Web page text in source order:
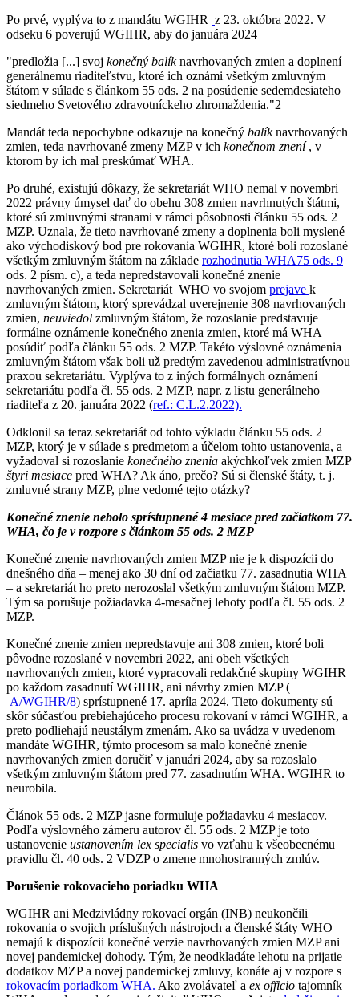
Po prvé, vyplýva to z mandátu WGIHR z 23. októbra 2022. V
odseku 6 poverujú WGIHR, aby do januára 2024
"predložia [...] svoj konečný balíknavrhovaných zmien a doplnení
generálnemu riaditeľstvu, ktoré ich oznámi všetkým zmluvným
štátom v súlade s článkom 55 ods. 2 na posúdenie sedemdesiateho
siedmeho Svetového zdravotníckeho zhromaždenia."2
Mandát teda nepochybne odkazuje na konečný balíknavrhovaných
zmien, teda navrhované zmeny MZP v ich konečnom znení, v
ktorom by ich mal preskúmať WHA.
Po druhé, existujú dôkazy, že sekretariát WHO nemal v novembri
2022 právny úmysel dať do obehu 308 zmien navrhnutých štátmi,
ktoré sú zmluvnými stranami v rámci pôsobnosti článku 55 ods. 2
MZP. Uznala, že tieto navrhované zmeny a doplnenia boli myslené
ako východiskový bod pre rokovania WGIHR, ktoré boli rozoslané
všetkým zmluvným štátom na základe rozhodnutia WHA75 ods. 9
ods. 2 písm. c), a teda nepredstavovali konečné znenie
navrhovaných zmien. Sekretariát WHO vo svojom prejave k
zmluvným štátom, ktorý sprevádzal uverejnenie 308 navrhovaných
zmien, neuviedol zmluvným štátom, že rozoslanie predstavuje
formálne oznámenie konečného znenia zmien, ktoré má WHA
posúdiť podľa článku 55 ods. 2 MZP. Takéto výslovné oznámenia
zmluvným štátom však boli už predtým zavedenou administratívnou
praxou sekretariátu. Vyplýva to z iných formálnych oznámení
sekretariátu podľa čl. 55 ods. 2 MZP, napr. z listu generálneho
riaditeľa z 20. januára 2022 (ref.: C.L.2.2022).
Odklonil sa teraz sekretariát od tohto výkladu článku 55 ods. 2
MZP, ktorý je v súlade s predmetom a účelom tohto ustanovenia, a
vyžadoval si rozoslanie konečného znenia akýchkoľvek zmien MZP
štyri mesiace pred WHA? Ak áno, prečo? Sú si členské štáty, t. j.
zmluvné strany MZP, plne vedomé tejto otázky?
Konečné znenie nebolo sprístupnené 4 mesiace pred začiatkom 77.
WHA, čo je v rozpore s článkom 55 ods. 2 MZP
Konečné znenie navrhovaných zmien MZP nie je k dispozícii do
dnešného dňa – menej ako 30 dní od začiatku 77. zasadnutia WHA
– a sekretariát ho preto nerozoslal všetkým zmluvným štátom MZP.
Tým sa porušuje požiadavka 4-mesačnej lehoty podľa čl. 55 ods. 2
MZP.
Konečné znenie zmien nepredstavuje ani 308 zmien, ktoré boli
pôvodne rozoslané v novembri 2022, ani obeh všetkých
navrhovaných zmien, ktoré vypracovali redakčné skupiny WGIHR
po každom zasadnutí WGIHR, ani návrhy zmien MZP (
A/WGIHR/8) sprístupnené 17. apríla 2024. Tieto dokumenty sú
skôr súčasťou prebiehajúceho procesu rokovaní v rámci WGIHR, a
preto podliehajú neustálym zmenám. Ako sa uvádza v uvedenom
mandáte WGIHR, týmto procesom sa malo konečné znenie
navrhovaných zmien doručiť v januári 2024, aby sa rozoslalo
všetkým zmluvným štátom pred 77. zasadnutím WHA. WGIHR to
neurobila.
Článok 55 ods. 2 MZP jasne formuluje požiadavku 4 mesiacov.
Podľa výslovného zámeru autorov čl. 55 ods. 2 MZP je toto
ustanovenie ustanovením lex specialis vo vzťahu k všeobecnému
pravidlu čl. 40 ods. 2 VDZP o zmene mnohostranných zmlúv.
Porušenie rokovacieho poriadku WHA
WGIHR ani Medzivládny rokovací orgán (INB) neukončili
rokovania o svojich príslušných nástrojoch a členské štáty WHO
nemajú k dispozícii konečné verzie navrhovaných zmien MZP ani
novej pandemickej dohody. Tým, že neodkladáte lehotu na prijatie
dodatkov MZP a novej pandemickej zmluvy, konáte aj v rozpore s
rokovacím poriadkom WHA. Ako zvolávateľ a ex officio tajomník